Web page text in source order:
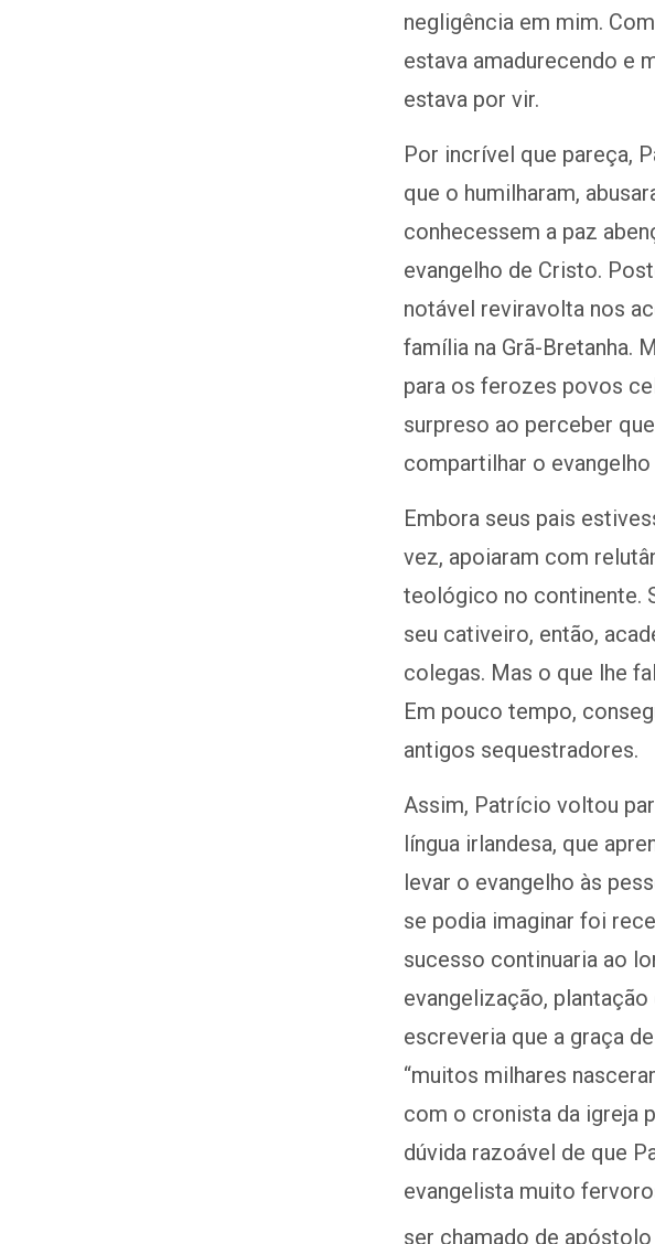
negligência em mim.
estava amadurecendo e
estava por vir.
Por incrível que pareça,
que o humilharam,
conhecessem a paz
evangelho de Cristo.
notável reviravolta nos
família na Grã-Bretanha.
para os ferozes povos
surpreso ao perceber
compartilhar o
Embora seus pais
vez, apoiaram com
teológico no continente.
seu cativeiro, então,
colegas. Mas o que lhe
Em pouco tempo,
antigos sequestradores.
Assim, Patrício voltou
língua irlandesa, que
levar o evangelho às
se podia imaginar foi
sucesso continuaria ao
evangelização,
escreveria que a graça
“muitos milhares
com o cronista da igreja
dúvida razoável de que
evangelista muito
ser chamado de apóstolo